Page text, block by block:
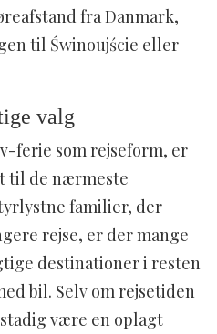
fra Danmark,
til Świnoujście eller
valg
ferie som rejseform, er
til de nærmeste
familier, der
rejse, er der mange
destinationer i resten
bil. Selv om rejsetiden
være en oplagt